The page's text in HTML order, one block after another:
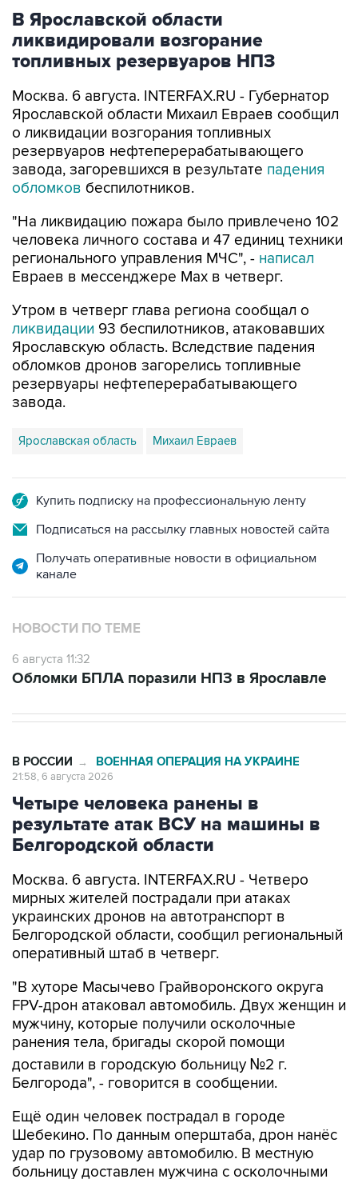
В Ярославской области
ликвидировали возгорание
топливных резервуаров НПЗ
Москва. 6 августа. INTERFAX.RU - Губернатор
Ярославской области Михаил Евраев сообщил
о ликвидации возгорания топливных
резервуаров нефтеперерабатывающего
завода, загоревшихся в результате падения
обломков беспилотников.
"На ликвидацию пожара было привлечено 102
человека личного состава и 47 единиц техники
регионального управления МЧС", - написал
Евраев в мессенджере Мах в четверг.
Утром в четверг глава региона сообщал о
ликвидации 93 беспилотников, атаковавших
Ярославскую область. Вследствие падения
обломков дронов загорелись топливные
резервуары нефтеперерабатывающего
завода.
Ярославская область Михаил Евраев
Купить подписку на профессиональную ленту
Подписаться на рассылку главных новостей сайта
Получать оперативные новости в официальном
канале
НОВОСТИ ПО ТЕМЕ
6 августа 11:32
Обломки БПЛА поразили НПЗ в Ярославле
В РОССИИ → ВОЕННАЯ ОПЕРАЦИЯ НА УКРАИНЕ
21:58, 6 августа 2026
Четыре человека ранены в
результате атак ВСУ на машины в
Белгородской области
Москва. 6 августа. INTERFAX.RU - Четверо
мирных жителей пострадали при атаках
украинских дронов на автотранспорт в
Белгородской области, сообщил региональный
оперативный штаб в четверг.
"В хуторе Масычево Грайворонского округа
FPV-дрон атаковал автомобиль. Двух женщин и
мужчину, которые получили осколочные
ранения тела, бригады скорой помощи
доставили в городскую больницу №2 г.
Белгорода", - говорится в сообщении.
Ещё один человек пострадал в городе
Шебекино. По данным оперштаба, дрон нанёс
удар по грузовому автомобилю. В местную
больницу доставлен мужчина с осколочными